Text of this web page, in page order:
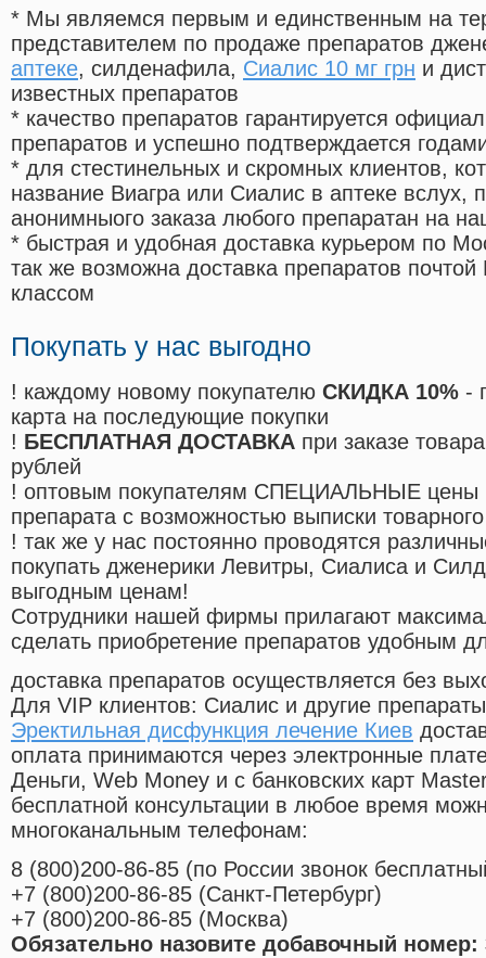
* Мы являемся первым и единственным на
представителем по продаже препаратов
аптеке, силденафила, Сиалис 10 мг грн и
известных препаратов
* качество препаратов гарантируется
препаратов и успешно подтверждается
* для стестинельных и скромных клиентов,
название Виагра или Сиалис в аптеке вслух,
анонимныого заказа любого препаратан на
* быстрая и удобная доставка курьером по
так же возможна доставка препаратов
классом
Покупать у нас выгодно
! каждому новому покупателю СКИДКА 10% -
карта на последующие покупки
! БЕСПЛАТНАЯ ДОСТАВКА при заказе
рублей
! оптовым покупателям СПЕЦИАЛЬНЫЕ цены
препарата с возможностью выписки
! так же у нас постоянно проводятся
покупать дженерики Левитры, Сиалиса и
выгодным ценам!
Cотрудники нашей фирмы прилагают
сделать приобретение препаратов удобным
доставка препаратов осуществляется без
Для VIP клиентов: Сиалис и другие
Эректильная дисфункция лечение Киев
оплата принимаются через электронные
Деньги, Web Money и с банковских карт
бесплатной консультации в любое время
многоканальным телефонам:
8 (800)200-86-85 (по России звонок
+7 (800)200-86-85 (Санкт-Петербург)
+7 (800)200-86-85 (Москва)
Обязательно назовите добавочный номер: